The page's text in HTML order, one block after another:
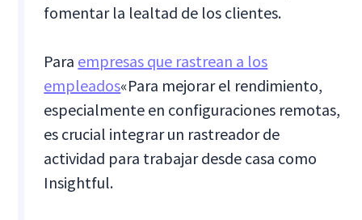
fomentar la lealtad de los clientes.
Para empresas que rastrean a los
empleados«Para mejorar el rendimiento,
especialmente en configuraciones remotas,
es crucial integrar un rastreador de
actividad para trabajar desde casa como
Insightful.